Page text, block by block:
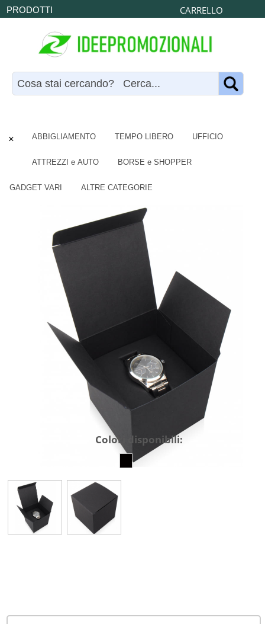
CARRELLO
× ABBIGLIAMENTO TEMPO LIBERO UFFICIO
ATTREZZI e AUTO BORSE e SHOPPER
GADGET VARI ALTRE CATEGORIE
PRODOTTI
Colori disponibili: